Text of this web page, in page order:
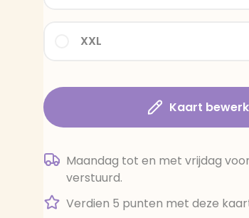
XXL
Kaart
Maandag tot en met vrijdag
verstuurd.
Verdien 5 punten met deze